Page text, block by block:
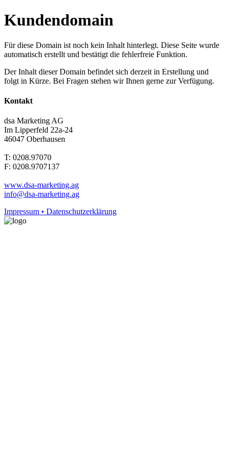
Kundendomain
Für diese Domain ist noch kein Inhalt hinterlegt. Diese Seite wurde
automatisch erstellt und bestätigt die fehlerfreie Funktion.
Der Inhalt dieser Domain befindet sich derzeit in Erstellung und
folgt in Kürze. Bei Fragen stehen wir Ihnen gerne zur Verfügung.
Kontakt
dsa Marketing AG
Im Lipperfeld 22a-24
46047 Oberhausen
T: 0208.97070
F: 0208.9707137
www.dsa-marketing.ag
info@dsa-marketing.ag
Impressum • Datenschutzerklärung